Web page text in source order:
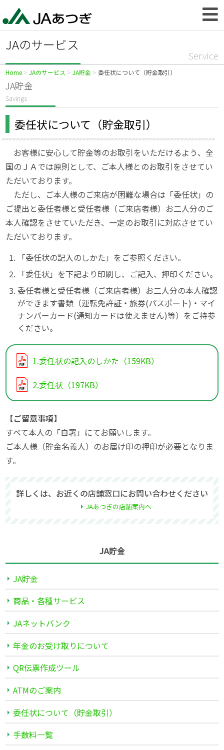
JAのサービス
Service
Home JAのサービス JA貯金 委任状について（貯金取引）
JA貯金
Savings
委任状について（貯金取引）
お客様に安心して貯金等のお取引をいただけるよう、全
国のＪＡでは原則として、ご本人様とのお取引をさせてい
ただいております。
ただし、ご本人様のご来店が困難な場合は「委任状」の
ご提出と委任者様と受任者様（ご来店者様）お二人分のご
本人確認をさせていただき、一定のお取引に対応させてい
ただいております。
「委任状の記入のしかた」をご参照ください。
「委任状」を下記より印刷し、ご記入、押印ください。
委任者様と受任者様（ご来店者様）お二人分の本人確認
ができます書類（運転免許証・旅券(パスポート)・マイ
ナンバーカード(通知カードは使えません)等）をご持参
ください。
1.委任状の記入のしかた（159KB）
2.委任状（197KB）
【ご留意事項】
すべて本人の「自署」にてお願いします。
ご本人様（貯金名義人）のお届け印の押印が必要となりま
す。
詳しくは、お近くの店舗窓口にお問い合わせください
JAあつぎの店舗案内へ
JA貯金
JA貯金
商品・各種サービス
JAネットバンク
年金のお受け取りについて
QR伝票作成ツール
ATMのご案内
委任状について（貯金取引）
手数料一覧